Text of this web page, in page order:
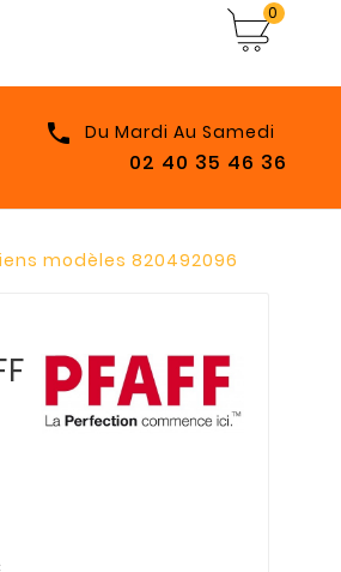
0
 Du Mardi Au Samedi
02 40 35 46 36
modèles 820492096